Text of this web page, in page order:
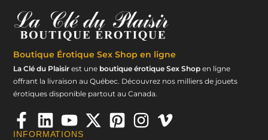
Boutique Érotique Sex Shop en ligne
La Clé du Plaisir est une boutique érotique Sex Shop en ligne
offrant la livraison au Québec. Découvrez nos milliers de jouets
érotiques disponible partout au Canada.
INFORMATIONS